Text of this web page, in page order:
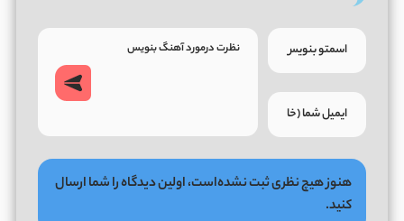
هنوز هیچ نظری ثبت نشده‌است، اولین دیدگاه را شما ارسال
کنید.